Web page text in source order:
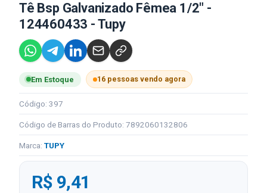
Tê Bsp Galvanizado Fêmea 1/2" -
124460433 - Tupy
Em Estoque 16 pessoas vendo agora
Código: 397
Código de Barras do Produto: 7892060132806
Marca: TUPY
R$ 9,41